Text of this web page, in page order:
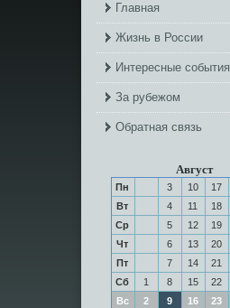
Главная
Жизнь в России
Интересные события
За рубежом
Обратная связь
Август
Пн 3 10 17
Вт
4 11 18
Ср
5 12 19
Чт
6 13 20
Пт
7 14 21
Сб
1 8 15 22
Вс
2 9 16 23